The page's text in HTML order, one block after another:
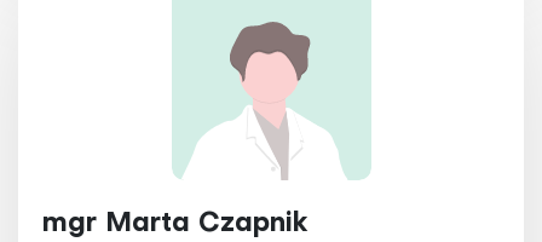
mgr Marta Czapnik